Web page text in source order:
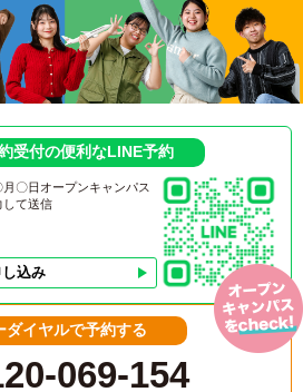
受付の便利なLINE予約
〇日オープンキャンパス
して送信
込み
ダイヤルで予約する
069-154